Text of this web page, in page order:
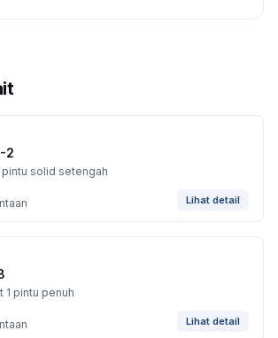
2
solid setengah
Lihat detail
1 pintu penuh
Lihat detail